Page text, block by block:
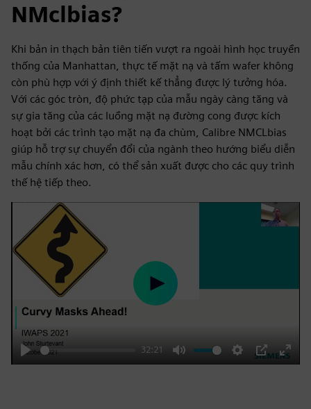
NMclbias?
Khi bản in thạch bản tiên tiến vượt ra ngoài hình học truyền
thống của Manhattan, thực tế mặt nạ và tấm wafer không
còn phù hợp với ý định thiết kế thẳng được lý tưởng hóa.
Với các góc tròn, độ phức tạp của mẫu ngày càng tăng và
sự gia tăng của các luồng mặt nạ đường cong được kích
hoạt bởi các trình tạo mặt nạ đa chùm, Calibre NMCLbias
giúp hỗ trợ sự chuyển đổi của ngành theo hướng biểu diễn
mẫu chính xác hơn, có thể sản xuất được cho các quy trình
thế hệ tiếp theo.
Play
32:21
Mute Settings
PIP
Enter
Play